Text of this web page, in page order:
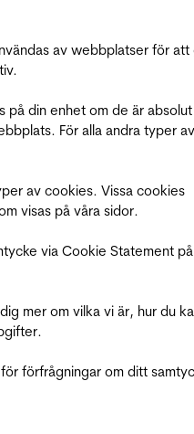
av webbplatser för att
på din enhet om de är absolut
För alla andra typer av
av cookies. Vissa cookies
visas på våra sidor.
via Cookie Statement
mer om vilka vi är, hur du
förfrågningar om ditt